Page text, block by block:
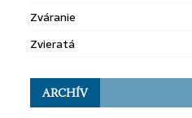
Zváranie
Zvieratá
ARCHÍV